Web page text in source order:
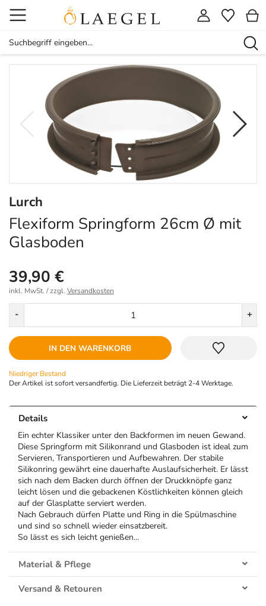
Lurch
Flexiform Springform 26cm Ø mit
Glasboden
39,90 €
inkl. MwSt. / zzgl. Versandkosten
- +
IN DEN WARENKORB
Niedriger Bestand
Der Artikel ist sofort versandfertig. Die Lieferzeit beträgt 2-4 Werktage.
Details
Ein echter Klassiker unter den Backformen im neuen Gewand.
Diese Springform mit Silikonrand und Glasboden ist ideal zum
Servieren, Transportieren und Aufbewahren. Der stabile
Silikonring gewährt eine dauerhafte Auslaufsicherheit. Er lässt
sich nach dem Backen durch öffnen der Druckknöpfe ganz
leicht lösen und die gebackenen Köstlichkeiten können gleich
auf der Glasplatte serviert werden.
Nach Gebrauch dürfen Platte und Ring in die Spülmaschine
und sind so schnell wieder einsatzbereit.
So lässt es sich leicht genießen...
Material & Pflege
Versand & Retouren